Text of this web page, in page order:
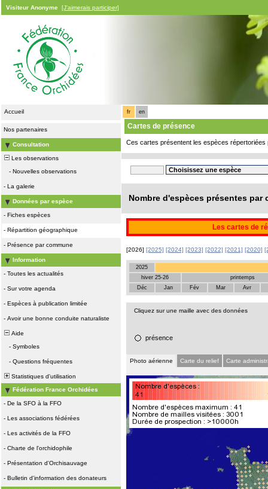
Visiteur Anonyme [J'aimerais participer]
Accueil
Nos partenaires
Consultation
Les observations
- Nouvelles observations
- La galerie
Données par espèce
- Fiches espèces
- Répartition géographique
- Présence par commune
Information
- Toutes les actualités
- Sur votre agenda
- Espèces à publication limitée
- Avoir une bonne conduite naturaliste
Aide
- Symboles
- Questions fréquentes
Statistiques d'utilisation
Fédération France Orchidées
- De la SFO à la FFO
- Les associations fédérées
- Les activités de la FFO
- Charte de l'orchidophile
- Présentation d'Orchisauvage
- Bulletin d'information des donateurs
fr en
Cartes de présence
Ces cartes présentent les espèces répertoriées
Nombre d'espèces présentes par
Les cartes de
[2026] [2025] [2024] [2023] [2022] [2021] [2020]
2025
hiver 25-26
printemps
Déc
Jan Fév Mar Avr
Cliquez sur une maille avec des données
présence
Photo aérienne Carte du relief Carte